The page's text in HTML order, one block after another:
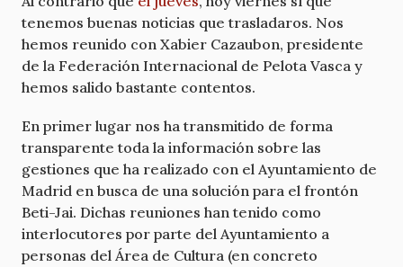
tenemos buenas noticias que trasladaros. Nos
hemos reunido con Xabier Cazaubon, presidente
de la Federación Internacional de Pelota Vasca y
hemos salido bastante contentos.
En primer lugar nos ha transmitido de forma
transparente toda la información sobre las
gestiones que ha realizado con el Ayuntamiento de
Madrid en busca de una solución para el frontón
Beti-Jai. Dichas reuniones han tenido como
interlocutores por parte del Ayuntamiento a
personas del Área de Cultura (en concreto